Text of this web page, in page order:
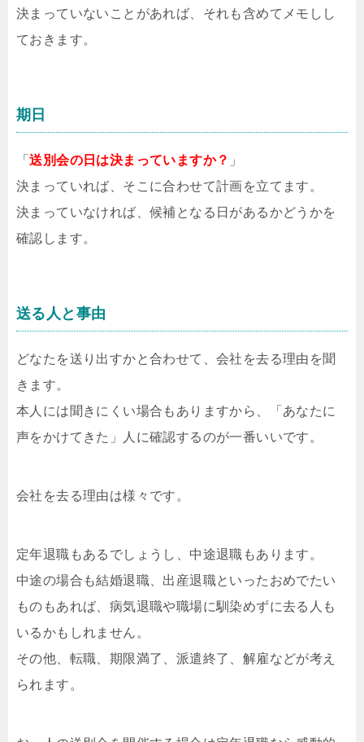
決まっていないことがあれば、それも含めてメモしし
ておきます。
期日
「送別会の日は決まっていますか？ 」
決まっていれば、そこに合わせて計画を立てます。
決まっていなければ、候補となる日があるかどうかを
確認します。
送る人と事由
どなたを送り出すかと合わせて、会社を去る理由を聞
きます。
本人には聞きにくい場合もありますから、「あなたに
声をかけてきた」人に確認するのが一番いいです。
会社を去る理由は様々です。
定年退職もあるでしょうし、中途退職もあります。
中途の場合も結婚退職、出産退職といったおめでたい
ものもあれば、病気退職や職場に馴染めずに去る人も
いるかもしれません。
その他、転職、期限満了、派遣終了、解雇などが考え
られます。